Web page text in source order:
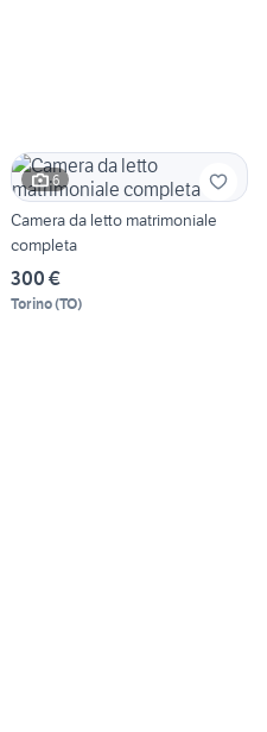
6
Camera da letto matrimoniale
completa
300 €
Torino(TO)